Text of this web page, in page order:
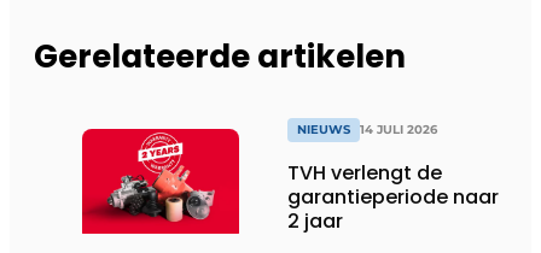
Gerelateerde artikelen
NIEUWS 14 JULI 2026
TVH verlengt de
garantieperiode naar
2 jaar